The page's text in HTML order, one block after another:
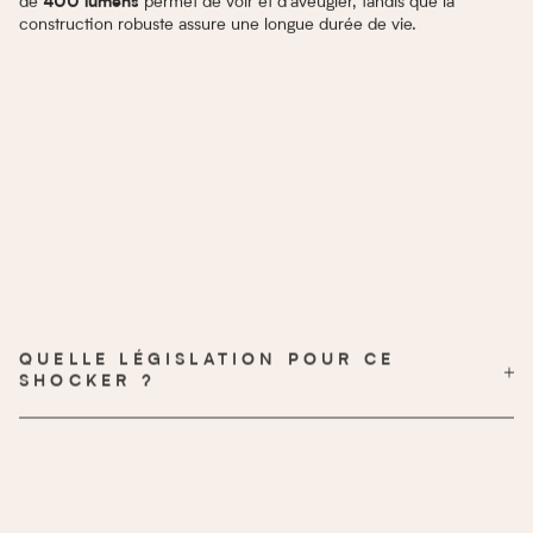
400 lumens
construction robuste assure une longue durée de vie.
QUELLE LÉGISLATION POUR CE
SHOCKER ?